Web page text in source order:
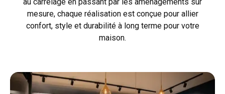
mesure, chaque réalisation est conçue pour allier
confort, style et durabilité à long terme pour votre
maison.